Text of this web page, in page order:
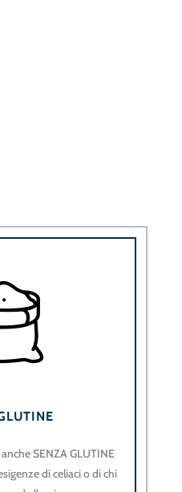
SENZA GLUTINE
di celiaci o di chi